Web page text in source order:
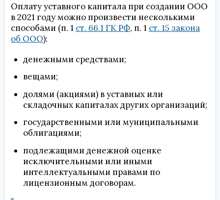
Оплату уставного капитала при создании ООО
в 2021 году можно произвести несколькими
способами (п. 1 ст. 66.1 ГК РФ, п. 1 ст. 15 закона
об ООО):
денежными средствами;
вещами;
долями (акциями) в уставных или
складочных капиталах других организаций;
государственными или муниципальными
облигациями;
подлежащими денежной оценке
исключительными или иными
интеллектуальными правами по
лицензионным договорам.